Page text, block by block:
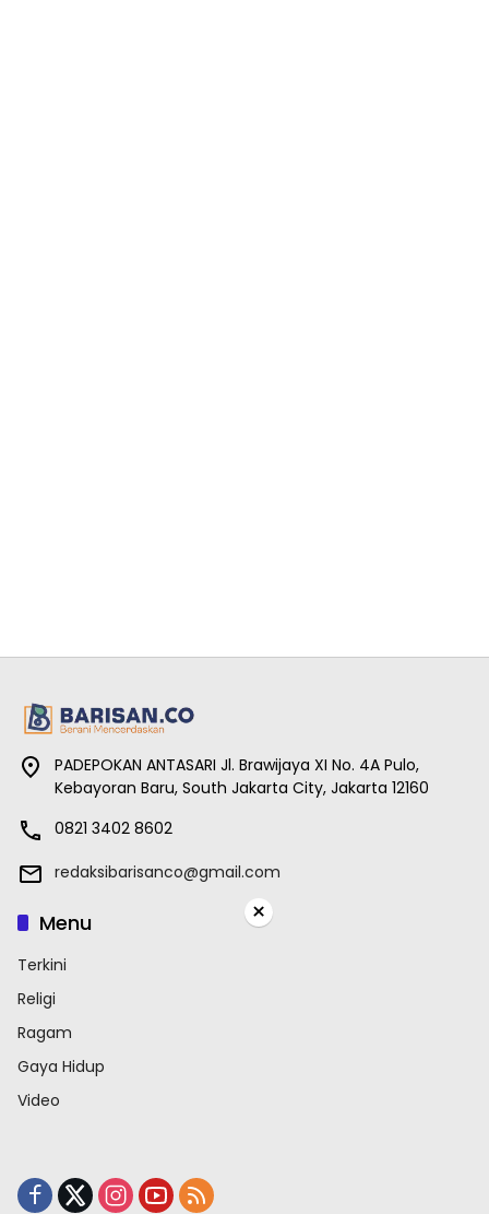
PADEPOKAN ANTASARI Jl. Brawijaya XI No. 4A Pulo,
Kebayoran Baru, South Jakarta City, Jakarta 12160
0821 3402 8602
redaksibarisanco@gmail.com
Menu
Terkini
Religi
Ragam
Gaya Hidup
Video
×